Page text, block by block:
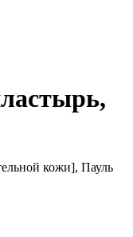
кожи], Пауль